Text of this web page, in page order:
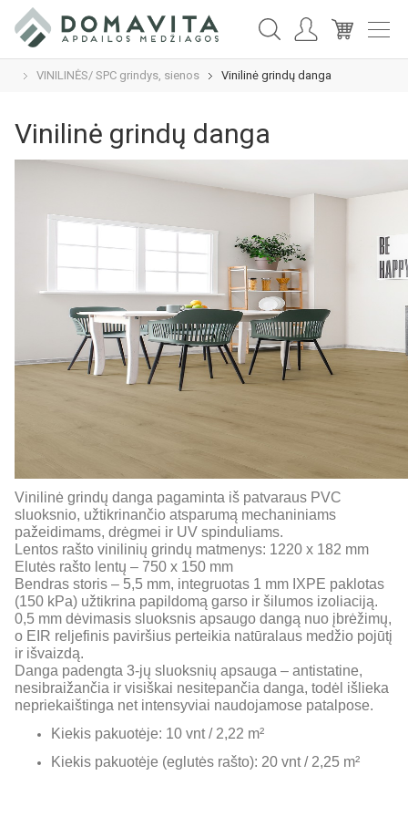
VINILINĖS/ SPC grindys, sienos Vinilinė grindų danga
Vinilinė grindų danga
Vinilinė grindų danga pagaminta iš patvaraus PVC
sluoksnio, užtikrinančio atsparumą mechaniniams
pažeidimams, drėgmei ir UV spinduliams.
Lentos rašto vinilinių grindų matmenys: 1220 x 182 mm
Elutės rašto lentų – 750 x 150 mm
Bendras storis – 5,5 mm, integruotas 1 mm IXPE paklotas
(150 kPa) užtikrina papildomą garso ir šilumos izoliaciją.
0,5 mm dėvimasis sluoksnis apsaugo dangą nuo įbrėžimų,
o EIR reljefinis paviršius perteikia natūralaus medžio pojūtį
ir išvaizdą.
Danga padengta 3-jų sluoksnių apsauga – antistatine,
nesibraižančia ir visiškai nesitepančia danga, todėl išlieka
nepriekaištinga net intensyviai naudojamose patalpose.
Kiekis pakuotėje: 10 vnt / 2,22 m²
Kiekis pakuotėje (eglutės rašto): 20 vnt / 2,25 m²